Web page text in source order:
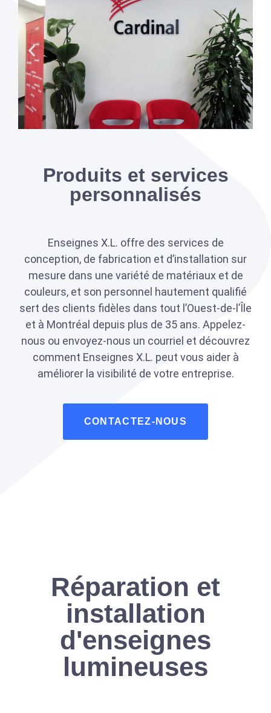
Produits et services
personnalisés
Enseignes X.L. offre des services de
conception, de fabrication et d’installation sur
mesure dans une variété de matériaux et de
couleurs, et son personnel hautement qualifié
sert des clients fidèles dans tout l’Ouest-de-l’Île
et à Montréal depuis plus de 35 ans. Appelez-
nous ou envoyez-nous un courriel et découvrez
comment Enseignes X.L. peut vous aider à
améliorer la visibilité de votre entreprise.
CONTACTEZ-NOUS
Réparation et
installation
d'enseignes
lumineuses